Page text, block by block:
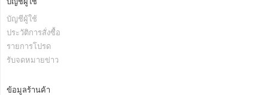
บัญชีผู้ใช้
ประวัติการสั่งซื้อ
รายการโปรด
รับจดหมายข่าว
ข้อมูลร้านค้า